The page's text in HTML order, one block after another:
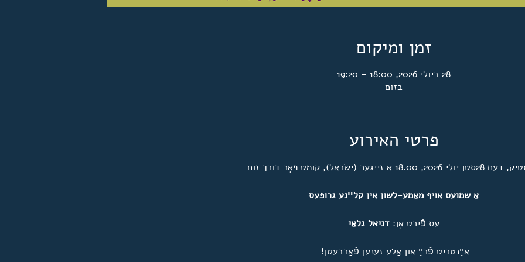
זמן ומיקום
28 ביולי 2026, 18:00 – 19:20
בזום
פרטי האירוע
2026, 18.00 אַ זייגער (ישׂראל), קומט פאָר דורך זום
אַ שמועס אויף מאַמע-לשון אין קלײנע גרופּעס
עס פֿירט אָן׃ דניאל גלאַי
אײַנטריט פֿרײַ און אַלע זענען פֿאַרבעטן!